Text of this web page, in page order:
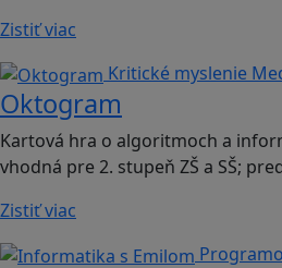
Zistiť viac
Kritické myslenie
Oktogram
Kartová hra o algoritmoch a
vhodná pre 2. stupeň ZŠ a SŠ;
Zistiť viac